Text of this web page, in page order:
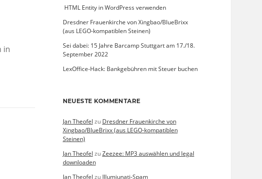
in
­ HTML Entity in WordPress verwenden
Dresdner Frauenkirche von Xingbao/BlueBrixx
(aus LEGO-kompatiblen Steinen)
Sei dabei: 15 Jahre Barcamp Stuttgart am 17./18.
September 2022
LexOffice-Hack: Bankgebühren mit Steuer buchen
NEUESTE KOMMENTARE
Jan Theofel zu Dresdner Frauenkirche von
Xingbao/BlueBrixx (aus LEGO-kompatiblen
Steinen)
Jan Theofel zuZeezee: MP3 auswählen und legal
downloaden
Jan Theofel zu Illumiunati-Spam